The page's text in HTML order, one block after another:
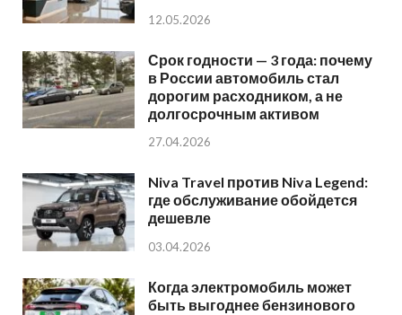
12.05.2026
Срок годности — 3 года: почему
в России автомобиль стал
дорогим расходником, а не
долгосрочным активом
27.04.2026
Niva Travel против Niva Legend:
где обслуживание обойдется
дешевле
03.04.2026
Когда электромобиль может
быть выгоднее бензинового